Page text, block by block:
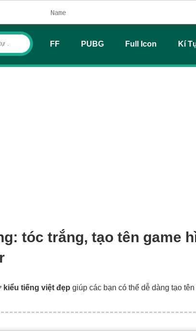
FF PUBG Full Icon Kí
tóc trắng, tạo tên game
kiểu tiếng việt đẹp giúp các bạn có thể dễ dàng tạo